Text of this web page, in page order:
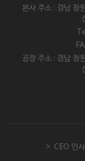
본사 주소 : 경남 창
공장 주소 : 경남 창
CEO 인